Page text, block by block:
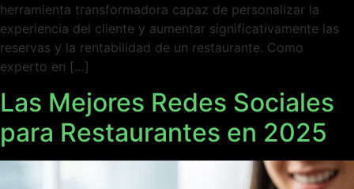
herramienta transformadora capaz de personalizar la
experiencia del cliente y aumentar significativamente las
reservas y la rentabilidad de un restaurante. Como
experto en […]
Las Mejores Redes Sociales
para Restaurantes en 2025